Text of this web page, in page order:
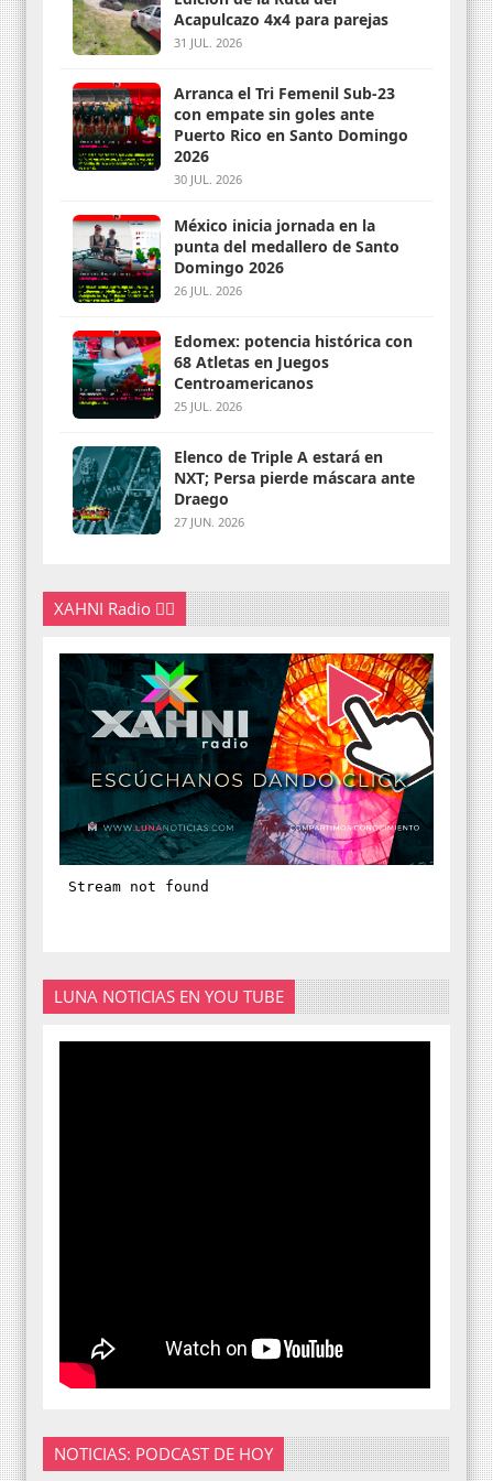
Acapulcazo 4x4 para parejas
31 JUL. 2026
Arranca el Tri Femenil Sub-23
con empate sin goles ante
Puerto Rico en Santo Domingo
2026
30 JUL. 2026
México inicia jornada en la
punta del medallero de Santo
Domingo 2026
26 JUL. 2026
Edomex: potencia histórica con
68 Atletas en Juegos
Centroamericanos
25 JUL. 2026
Elenco de Triple A estará en
NXT; Persa pierde máscara ante
Draego
27 JUN. 2026
XAHNI Radio 👇🏽
LUNA NOTICIAS EN YOU TUBE
NOTICIAS: PODCAST DE HOY